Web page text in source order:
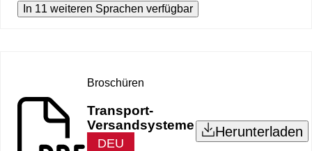
In 11 weiteren Sprachen verfügbar
Broschüren
Transport-
Versandsysteme
DEU
Herunterladen